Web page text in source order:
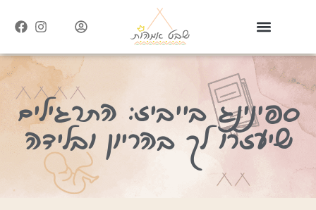
ספינינג בייביז: התרגילים
שיעזרו לך בהריון ובלידה